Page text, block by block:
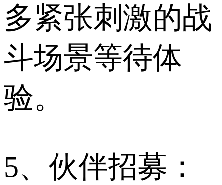
多紧张刺激的战
斗场景等待体
验。
5、伙伴招募：